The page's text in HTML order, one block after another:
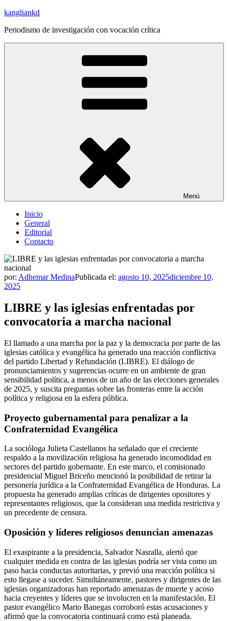
Saltar
contenido
kangliankd
Periodismo de investigación con vocación crítica
Menú
Inicio
General
Editorial
Contacto
por: Adhemar MedinaPublicada el: agosto 10, 2025diciembre 10,
2025
LIBRE y las iglesias enfrentadas por
convocatoria a marcha nacional
El llamado a una marcha por la paz y la democracia por parte de las
iglesias católica y evangélica ha generado una reacción conflictiva
del partido Libertad y Refundación (LIBRE). El diálogo de
pronunciamientos y sugerencias ocurre en un ambiente de gran
sensibilidad política, a menos de un año de las elecciones generales
de 2025, y suscita preguntas sobre las fronteras entre la acción
política y religiosa en la esfera pública.
Proyecto gubernamental para penalizar a la
Confraternidad Evangélica
La socióloga Julieta Castellanos ha señalado que el creciente
respaldo a la movilización religiosa ha generado incomodidad en
sectores del partido gobernante. En este marco, el comisionado
presidencial Miguel Briceño mencionó la posibilidad de retirar la
personería jurídica a la Confraternidad Evangélica de Honduras. La
propuesta ha generado amplias críticas de dirigentes opositores y
representantes religiosos, que la consideran una medida restrictiva y
un precedente de censura.
Oposición y líderes religiosos denuncian amenazas
El exaspirante a la presidencia, Salvador Nasralla, alertó que
cualquier medida en contra de las iglesias podría ser vista como un
paso hacia conductas autoritarias, y previó una reacción política si
esto llegase a suceder. Simultáneamente, pastores y dirigentes de las
iglesias organizadoras han reportado amenazas de muerte y acoso
hacia creyentes y líderes que se involucren en la manifestación. El
pastor evangélico Mario Banegas corroboró estas acusaciones y
afirmó que la convocatoria continuará como está planeada.